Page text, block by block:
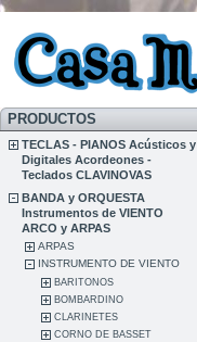
PRODUCTOS
TECLAS - PIANOS Acústicos y
Digitales Acordeones -
Teclados CLAVINOVAS
BANDA y ORQUESTA
Instrumentos de VIENTO
ARCO y ARPAS
ARPAS
INSTRUMENTO DE VIENTO
BARITONOS
BOMBARDINO
CLARINETES
CORNO DE BASSET